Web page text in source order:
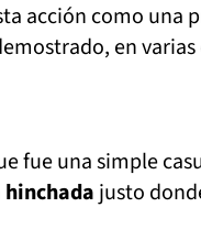
acción como una
en
fue una simple
justo